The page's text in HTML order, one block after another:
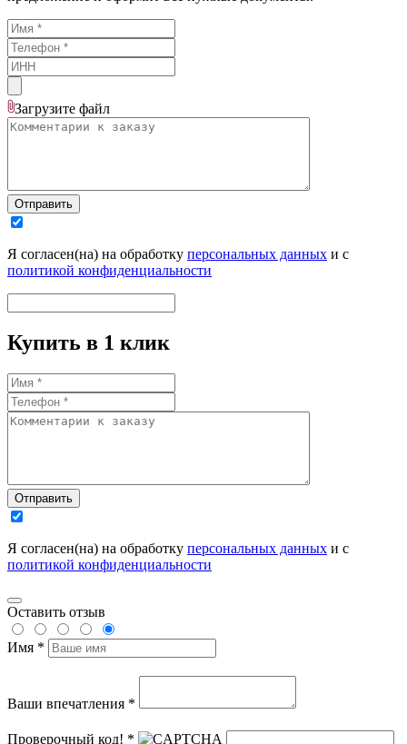
Загрузите файл
Отправить
Я согласен(на) на обработку персональных данных и с
политикой конфиденциальности
Купить в 1 клик
Отправить
Я согласен(на) на обработку персональных данных и с
политикой конфиденциальности
Оставить отзыв
Имя *
Ваши впечатления *
Проверочный код! *